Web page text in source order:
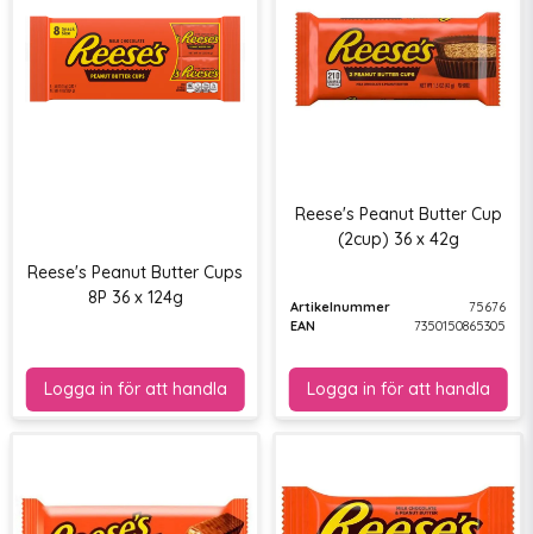
Reese's Peanut Butter Cups
8P 36 x 124g
Reese's Peanut Butter Cup
(2cup) 36 x 42g
Artikelnummer
75676
EAN
7350150865305